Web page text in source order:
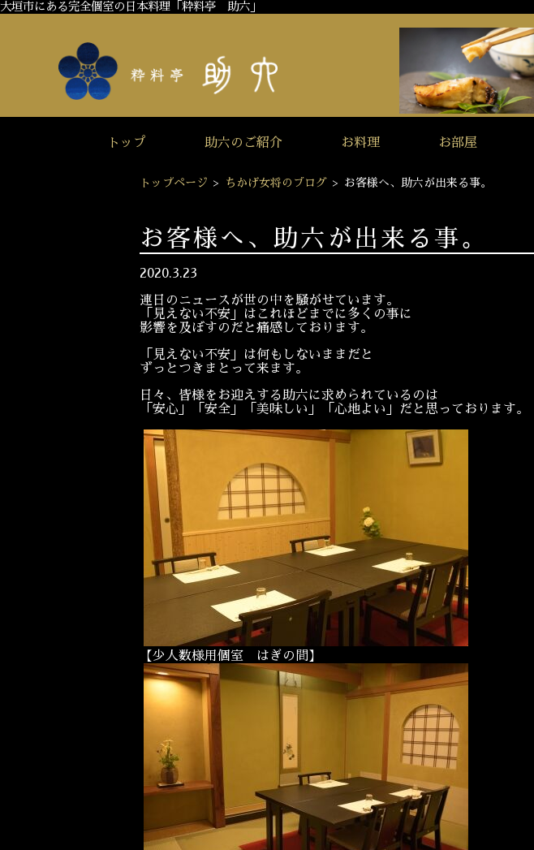
大垣市にある完全個室の日本料理「粋料亭 助六」
トップ 助六のご紹介 お料理 お部屋
トップページ > ちかげ女将のブログ > お客様へ、助六が出来る事。
お客様へ、助六が出来る事。
2020.3.23
連日のニュースが世の中を騒がせています。
「見えない不安」はこれほどまでに多くの事に
影響を及ぼすのだと痛感しております。
「見えない不安」は何もしないままだと
ずっとつきまとって来ます。
日々、皆様をお迎えする助六に求められているのは
「安心」「安全」「美味しい」「心地よい」だと思っております。
【少人数様用個室 はぎの間】